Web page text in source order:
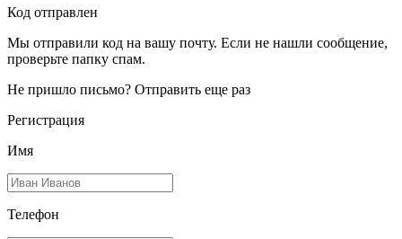
Код отправлен
Мы отправили код на вашу почту. Если не нашли сообщение,
проверьте папку спам.
Не пришло письмо? Отправить еще раз
Регистрация
Имя
Телефон